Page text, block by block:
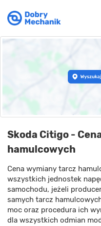
Skoda Citigo -
hamulcowych
Cena wymiany tarcz
wszystkich jednostek
samochodu, jeżeli
samych tarcz
moc oraz procedura ich
dla wszystkich odmian